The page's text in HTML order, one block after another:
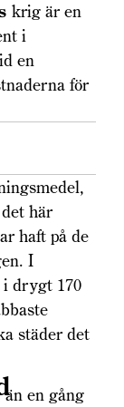
krig är en
i
en
för
här
haft på de
I
i drygt 170
städer det
en gång